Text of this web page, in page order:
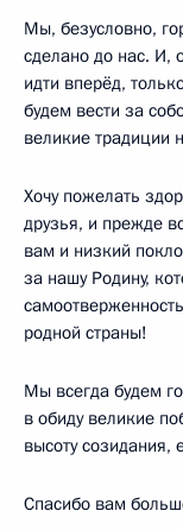
Мы, безусловно,
сделано до нас. И,
идти вперёд,
будем вести за
великие традиции
Хочу пожелать
друзья, и прежде
вам и низкий
за нашу Родину,
родной страны!
Мы всегда будем
в обиду великие
высоту созидания,
Спасибо вам